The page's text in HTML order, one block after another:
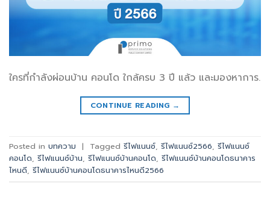
ใครที่กำลังผ่อนบ้าน คอนโด ใกล้ครบ 3 ปี แล้ว และมองหาการ.
CONTINUE READING →
Posted in บทความ | Tagged รีไฟแนนซ์, รีไฟแนนซ์2566, รีไฟแนนซ์
คอนโด, รีไฟแนนซ์บ้าน, รีไฟแนนซ์บ้านคอนโด, รีไฟแนนซ์บ้านคอนโดธนาคาร
ไหนดี, รีไฟแนนซ์บ้านคอนโดธนาคารไหนดี2566